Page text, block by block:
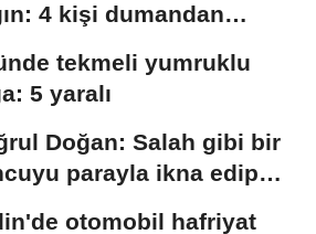
4 kişi dumandan
tekmeli yumruklu
5 yaralı
Doğan: Salah gibi bir
parayla ikna edip
otomobil hafriyat